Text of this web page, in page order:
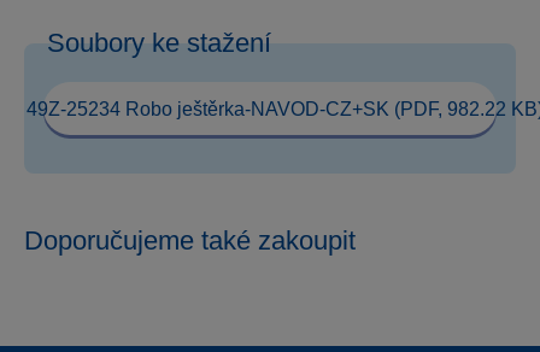
Soubory ke stažení
49Z-25234 Robo ještěrka-NAVOD-CZ+SK (PDF, 982.22
Doporučujeme také zakoupit